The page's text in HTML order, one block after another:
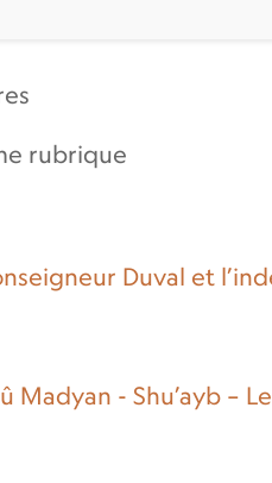
rubrique
Duval et
Madyan - Shu’ayb –